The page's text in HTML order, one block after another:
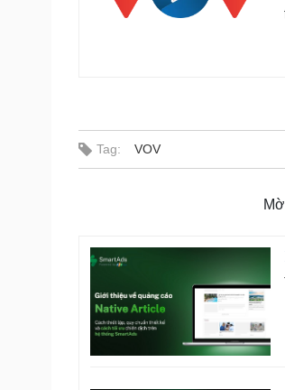
Tag: VOV